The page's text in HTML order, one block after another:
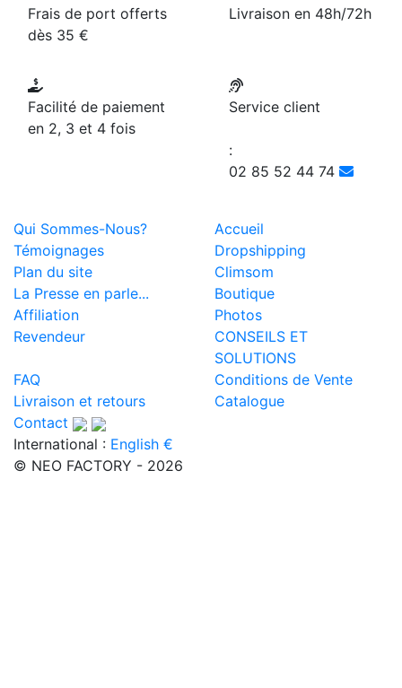
Frais de port offerts
dès 35 €
Livraison en 48h/72h
Facilité de paiement
en 2, 3 et 4 fois
Service client
:
02 85 52 44 74
Qui Sommes-Nous?
Accueil
Témoignages
Dropshipping
Plan du site
Climsom
La Presse en parle...
Boutique
Affiliation
Photos
Revendeur
CONSEILS ET
SOLUTIONS
FAQ
Conditions de Vente
Livraison et retours
Catalogue
Contact
International : English €
© NEO FACTORY - 2026